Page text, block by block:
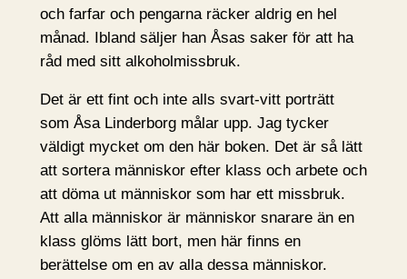
och farfar och pengarna räcker aldrig en hel
månad. Ibland säljer han Åsas saker för att ha
råd med sitt alkoholmissbruk.
Det är ett fint och inte alls svart-vitt porträtt
som Åsa Linderborg målar upp. Jag tycker
väldigt mycket om den här boken. Det är så lätt
att sortera människor efter klass och arbete och
att döma ut människor som har ett missbruk.
Att alla människor är människor snarare än en
klass glöms lätt bort, men här finns en
berättelse om en av alla dessa människor.